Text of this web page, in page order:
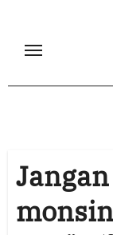
content